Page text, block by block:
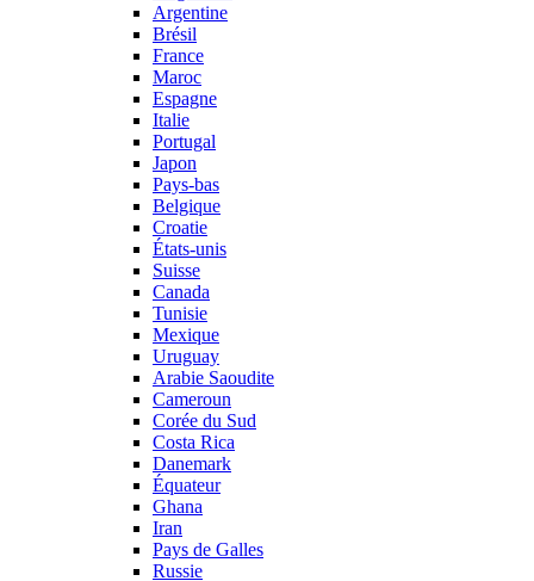
Argentine
Brésil
France
Maroc
Espagne
Italie
Portugal
Japon
Pays-bas
Belgique
Croatie
États-unis
Suisse
Canada
Tunisie
Mexique
Uruguay
Arabie Saoudite
Cameroun
Corée du Sud
Costa Rica
Danemark
Équateur
Ghana
Iran
Pays de Galles
Russie